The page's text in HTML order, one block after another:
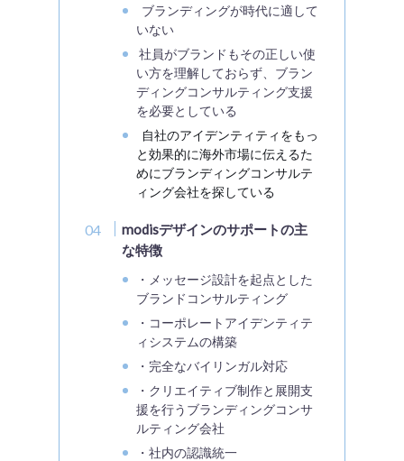
ブランディングが時代に適して
いない
社員がブランドもその正しい使
い方を理解しておらず、ブラン
ディングコンサルティング支援
を必要としている
自社のアイデンティティをもっ
と効果的に海外市場に伝えるた
めにブランディングコンサルテ
ィング会社を探している
modisデザインのサポートの主
な特徴
・メッセージ設計を起点とした
ブランドコンサルティング
・コーポレートアイデンティテ
ィシステムの構築
・完全なバイリンガル対応
・クリエイティブ制作と展開支
援を行うブランディングコンサ
ルティング会社
・社内の認識統一